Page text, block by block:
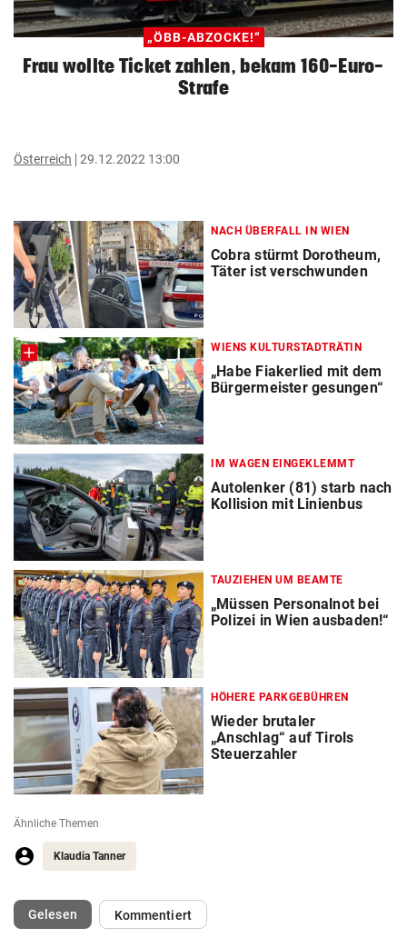
„ÖBB-ABZOCKE!“
Frau wollte Ticket zahlen, bekam 160-Euro-
Strafe
Österreich 29.12.2022 13:00
NACH ÜBERFALL IN WIEN
Cobra stürmt Dorotheum,
Täter ist verschwunden
WIENS KULTURSTADTRÄTIN
„Habe Fiakerlied mit dem
Bürgermeister gesungen“
IM WAGEN EINGEKLEMMT
Autolenker (81) starb nach
Kollision mit Linienbus
TAUZIEHEN UM BEAMTE
„Müssen Personalnot bei
Polizei in Wien ausbaden!“
HÖHERE PARKGEBÜHREN
Wieder brutaler
„Anschlag“ auf Tirols
Steuerzahler
Ähnliche Themen
Klaudia Tanner
Gelesen(ausgewählt)Kommentiert